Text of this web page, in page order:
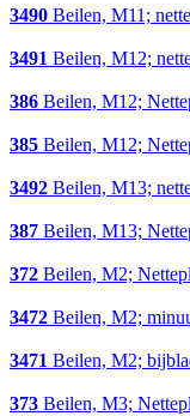
3490 Beilen, M11;
3491 Beilen, M12;
386 Beilen, M12;
385 Beilen, M12;
3492 Beilen, M13;
387 Beilen, M13;
372 Beilen, M2;
3472 Beilen, M2;
3471 Beilen, M2;
373 Beilen, M3;